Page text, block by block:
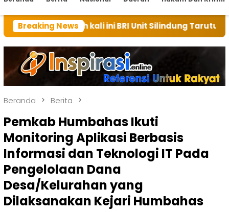
Breaking News
kali ini BRI Unit Silindung Tarutung Ingatkan
Beranda Berita
Pemkab Humbahas Ikuti
Monitoring Aplikasi Berbasis
Informasi dan Teknologi IT Pada
Pengelolaan Dana
Desa/Kelurahan yang
Dilaksanakan Kejari Humbahas